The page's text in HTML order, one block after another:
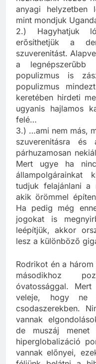
hozhatnánk közös
anyagi helyzetben
mint mondjuk
2.) Hagyhatjuk
erősíthetjük a
szuverenitást.
a
populizmus is
populizmus
keretében hirdeti
ugyanis hajlamos
felé…
3.) …ami nem más,
szuverenitásra
párhuzamosan
Mert ugye ha
állampolgárainkat
tudjuk felajánlani a
akik örömmel
Ha pedig még
jogokat is
leépítjük, akkor
Rodrikot én a
másodikhoz
óvatossággal.
veleje, hogy ne
csodaszerekben.
vannak
de muszáj menet
hiperglobalizáció
vannak előnyei,